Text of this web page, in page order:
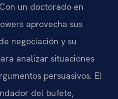
un doctorado en
aprovecha sus
negociación y su
analizar situaciones
persuasivos. El
del bufete,